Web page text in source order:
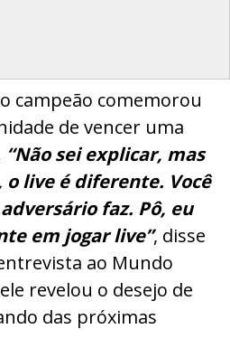
campeão comemorou
de vencer uma
“Não sei explicar, mas
live é diferente. Você
faz. Pô, eu
em jogar live”, disse
ao Mundo
revelou o desejo de
das próximas